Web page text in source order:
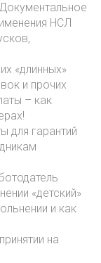
НСЛ
«длинных»
и прочих
– как
для гарантий
«детский»
и как
на